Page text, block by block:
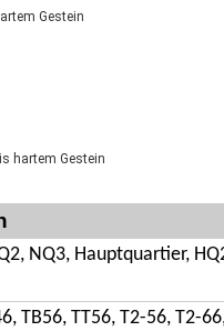
Gestein
hartem Gestein
NQ3, Hauptquartier,
TB56, TT56, T2-56, T2-